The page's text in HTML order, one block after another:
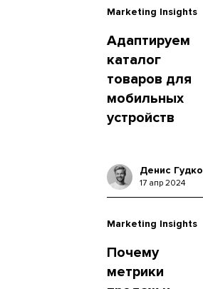
Marketing Insights
Адаптируем
каталог
товаров для
мобильных
устройств
Денис Гудко
17 апр 2024
Marketing Insights
Почему
метрики